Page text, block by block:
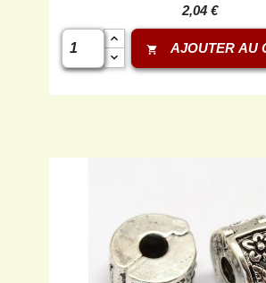
2,04 €
shopping_cart AJOUTER AU